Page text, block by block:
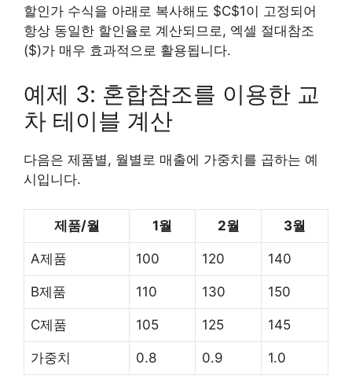
할인가 수식을 아래로 복사해도 $C$1이 고정되어
항상 동일한 할인율로 계산되므로, 엑셀 절대참조
($)가 매우 효과적으로 활용됩니다.
예제 3: 혼합참조를 이용한 교
차 테이블 계산
다음은 제품별, 월별로 매출에 가중치를 곱하는 예
시입니다.
제품/월 1월 2월 3월
A제품 100 120 140
B제품 110 130 150
C제품 105 125 145
가중치 0.8 0.9 1.0